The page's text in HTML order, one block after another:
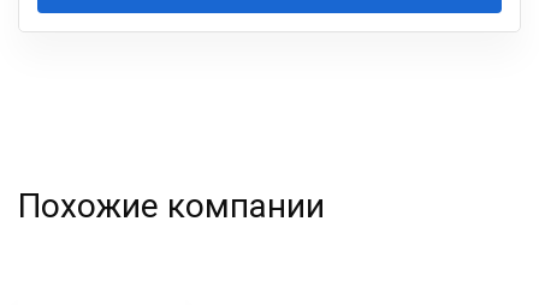
Ваша
Похожие компании